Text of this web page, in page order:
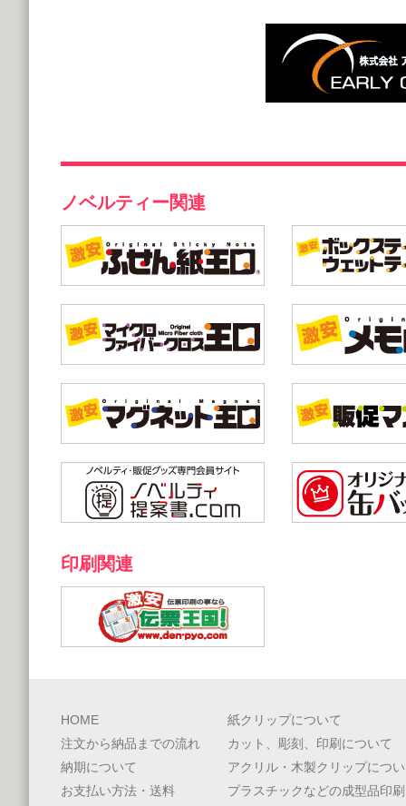
ノベルティー関連
印刷関連
HOME
注文から納品までの流れ
納期について
お支払い方法・送料
紙クリップについて
カット、彫刻、印刷について
アクリル・木製クリップにつ
プラスチックなどの成型品印